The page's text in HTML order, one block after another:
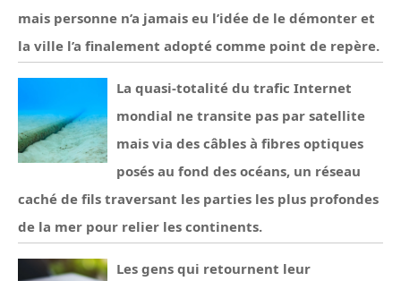
mais personne n’a jamais eu l’idée de le démonter et
la ville l’a finalement adopté comme point de repère.
La quasi-totalité du trafic Internet
mondial ne transite pas par satellite
mais via des câbles à fibres optiques
posés au fond des océans, un réseau
caché de fils traversant les parties les plus profondes
de la mer pour relier les continents.
Les gens qui retournent leur